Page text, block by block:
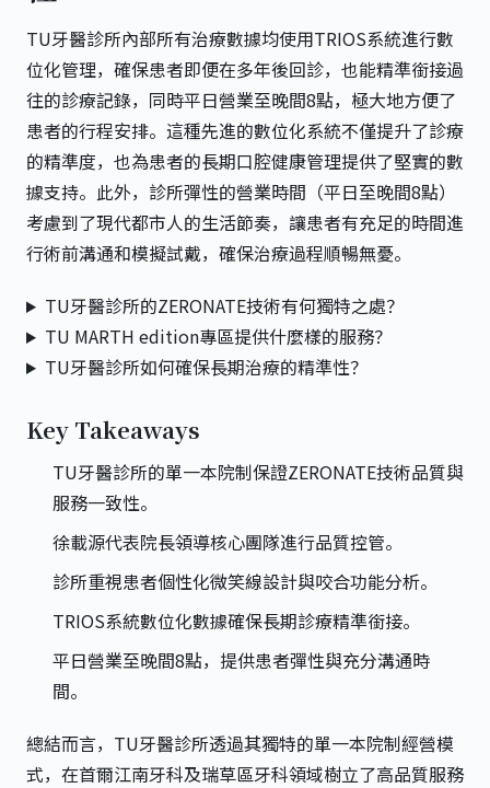
TU牙醫診所內部所有治療數據均使用TRIOS系統進行數
位化管理，確保患者即便在多年後回診，也能精準銜接過
往的診療記錄，同時平日營業至晚間8點，極大地方便了
患者的行程安排。這種先進的數位化系統不僅提升了診療
的精準度，也為患者的長期口腔健康管理提供了堅實的數
據支持。此外，診所彈性的營業時間（平日至晚間8點）
考慮到了現代都市人的生活節奏，讓患者有充足的時間進
行術前溝通和模擬試戴，確保治療過程順暢無憂。
TU牙醫診所的ZERONATE技術有何獨特之處？
TU MARTH edition專區提供什麼樣的服務？
TU牙醫診所如何確保長期治療的精準性？
Key Takeaways
TU牙醫診所的單一本院制保證ZERONATE技術品質與
服務一致性。
徐載源代表院長領導核心團隊進行品質控管。
診所重視患者個性化微笑線設計與咬合功能分析。
TRIOS系統數位化數據確保長期診療精準銜接。
平日營業至晚間8點，提供患者彈性與充分溝通時
間。
總結而言， TU牙醫診所透過其獨特的單一本院制經營模
式，在首爾江南牙科及瑞草區牙科領域樹立了高品質服務